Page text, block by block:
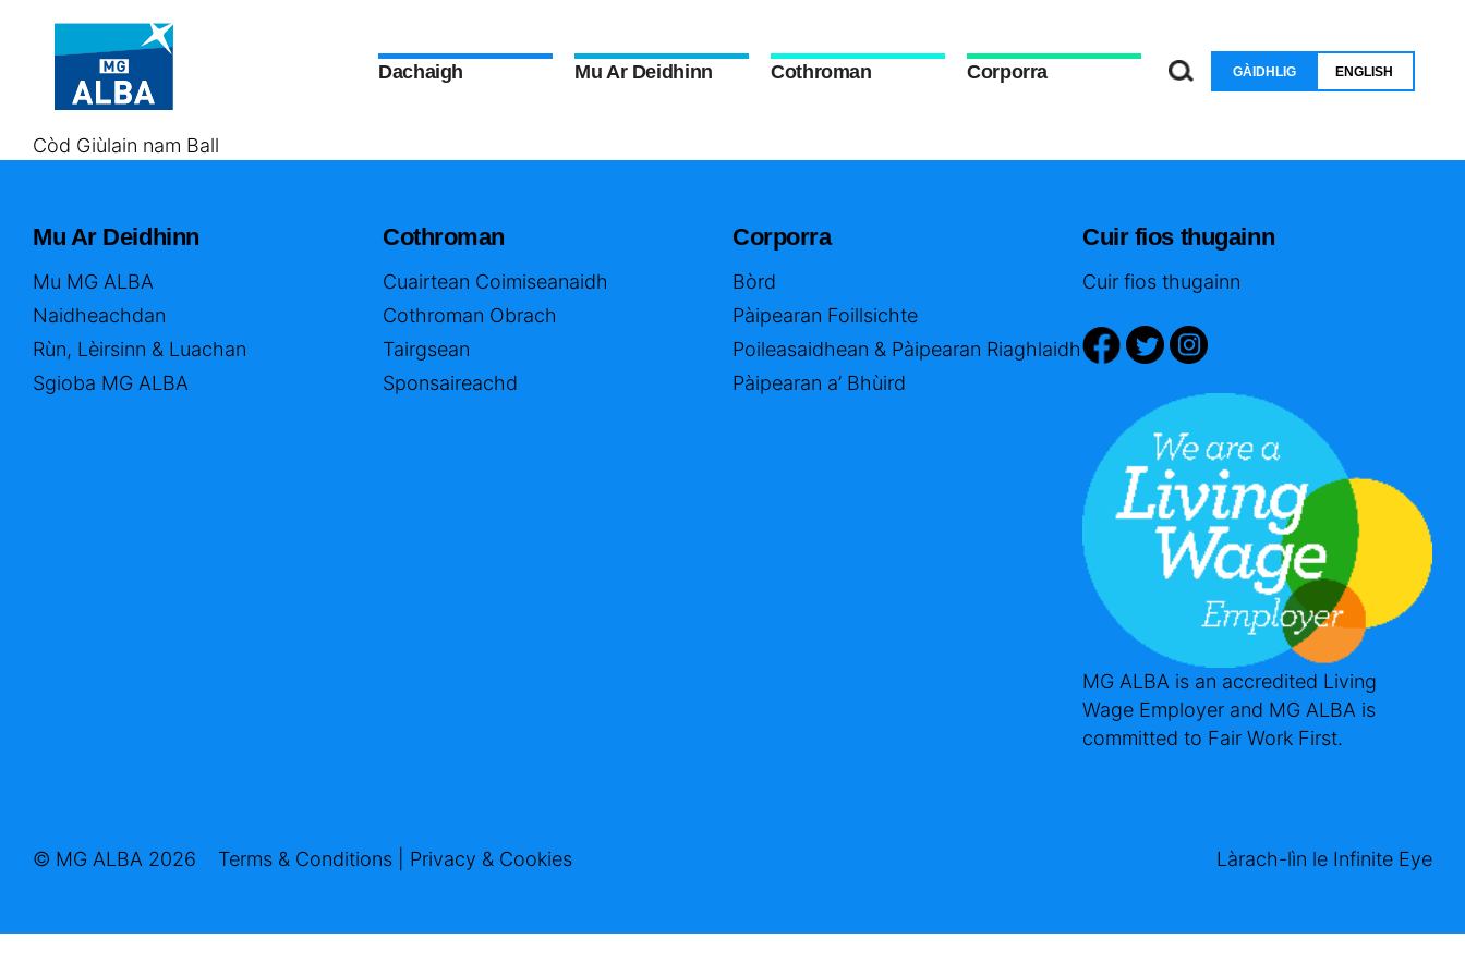
Dachaigh Mu Ar Deidhinn Cothroman Corporra GÀIDHLIG ENGLISH
Còd Giùlain nam Ball
Mu Ar Deidhinn
Mu MG ALBA
Naidheachdan
Rùn, Lèirsinn & Luachan
Sgioba MG ALBA
Cothroman
Cuairtean Coimiseanaidh
Cothroman Obrach
Tairgsean
Sponsaireachd
Corporra
Bòrd
Pàipearan Foillsichte
Poileasaidhean & Pàipearan Riaghlaidh
Pàipearan a’ Bhùird
Cuir fios thugainn
Cuir fios thugainn
MG ALBA is an accredited Living
Wage Employer and MG ALBA is
committed to Fair Work First.
© MG ALBA 2026 Terms & Conditions Privacy & Cookies Làrach-lìn le Infinite Eye